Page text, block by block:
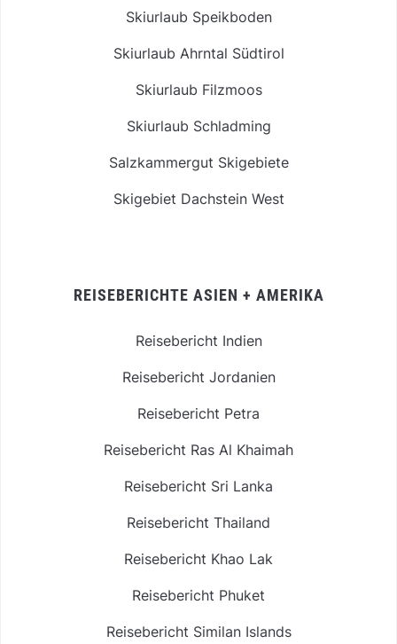
Skiurlaub Speikboden
Skiurlaub Ahrntal Südtirol
Skiurlaub Filzmoos
Skiurlaub Schladming
Salzkammergut Skigebiete
Skigebiet Dachstein West
REISEBERICHTE ASIEN + AMERIKA
Reisebericht Indien
Reisebericht Jordanien
Reisebericht Petra
Reisebericht Ras Al Khaimah
Reisebericht Sri Lanka
Reisebericht Thailand
Reisebericht Khao Lak
Reisebericht Phuket
Reisebericht Similan Islands